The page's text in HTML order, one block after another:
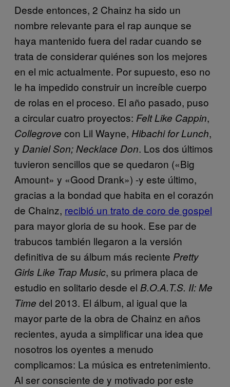
Desde entonces, 2 Chainz ha sido un
nombre relevante para el rap aunque se
haya mantenido fuera del radar cuando se
trata de considerar quiénes son los mejores
en el mic actualmente. Por supuesto, eso no
le ha impedido construir un increíble cuerpo
de rolas en el proceso. El año pasado, puso
a circular cuatro proyectos: Felt Like Cappin,
Collegrove con Lil Wayne, Hibachi for Lunch,
y Daniel Son; Necklace Don. Los dos últimos
tuvieron sencillos que se quedaron («Big
Amount» y «Good Drank») -y este último,
gracias a la bondad que habita en el corazón
de Chainz, recibió un trato de coro de gospel
para mayor gloria de su hook. Ese par de
trabucos también llegaron a la versión
definitiva de su álbum más reciente Pretty
Girls Like Trap Music, su primera placa de
estudio en solitario desde el B.O.A.T.S. II: Me
Time del 2013. El álbum, al igual que la
mayor parte de la obra de Chainz en años
recientes, ayuda a simplificar una idea que
nosotros los oyentes a menudo
complicamos: La música es entretenimiento.
Al ser consciente de y motivado por este